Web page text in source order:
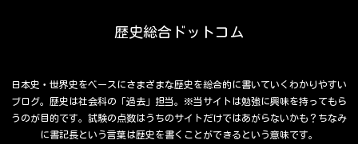
歴史総合ドットコム
日本史・世界史をベースにさまざまな歴史を総合的に書いていくわかりやすい
ブログ。歴史は社会科の「過去」担当。※当サイトは勉強に興味を持ってもら
うのが目的です。試験の点数はうちのサイトだけではあがらないかも？ちなみ
に書記長という言葉は歴史を書くことができるという意味です。